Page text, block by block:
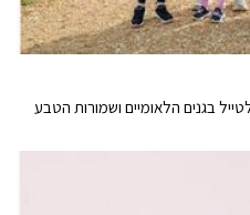
בגנים הלאומיים ושמורות הטבע